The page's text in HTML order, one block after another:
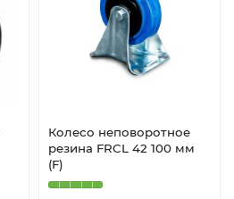
Колесо неповоротное
резина FRCL 42 100 мм
(F)